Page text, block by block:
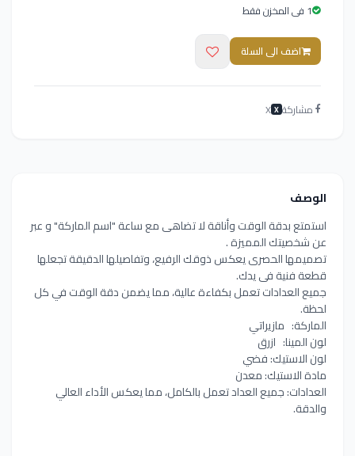
1 فى المخزن فقط
اضف الى السلة
مشاركة X
X
الوصف
استمتع بدقة الوقت وأناقة لا تضاهى مع ساعة "اسم الماركة" و عبر
عن شخصيتك المميزة .
تصميمها الحصرى يعكس ذوقك الرفيع، وتفاصيلها الدقيقة تجعلها
قطعة فنية فى يدك.
جميع العدادات تعمل بكفاءة عالية، مما يضمن دقة الوقت في كل
لحظة.
الماركة: مازيراتي
لون المينا: ازرق
لون الاستيك: فضي
مادة الاستيك: معدن
العدادات: جميع العداد تعمل بالكامل، مما يعكس الأداء العالي
والدقة.